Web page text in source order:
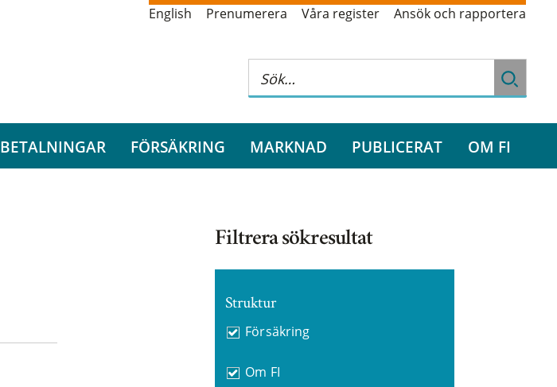
English Prenumerera Våra register Ansök och rapportera
BETALNINGAR FÖRSÄKRING MARKNAD PUBLICERAT OM FI
Filtrera sökresultat
Struktur
Försäkring
Om FI